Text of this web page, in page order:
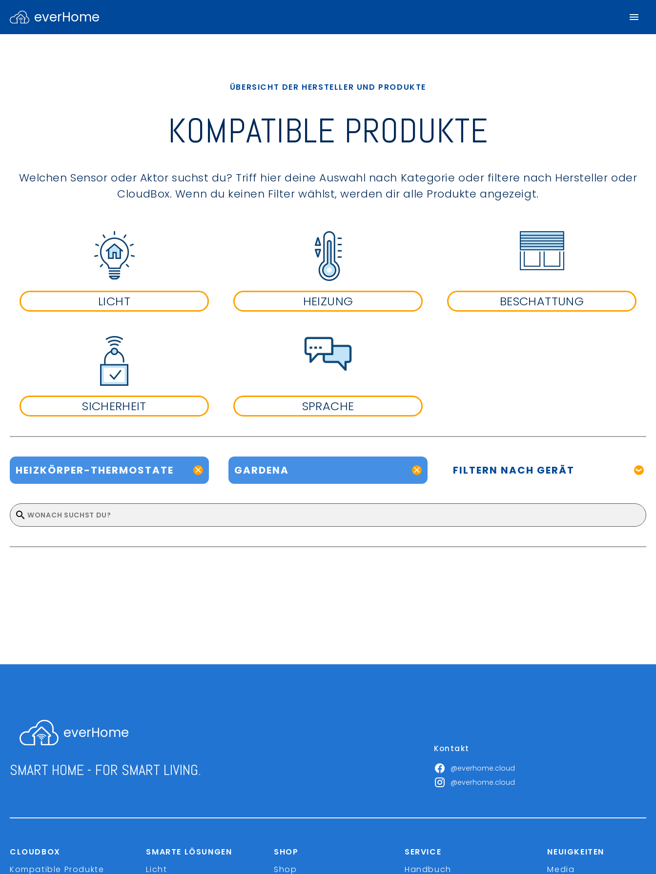
everHome
ÜBERSICHT DER HERSTELLER UND PRODUKTE
KOMPATIBLE PRODUKTE
Welchen Sensor oder Aktor suchst du? Triff hier deine Auswahl nach Kategorie oder filtere nach Hersteller oder
CloudBox. Wenn du keinen Filter wählst, werden dir alle Produkte angezeigt.
LICHT HEIZUNG BESCHATTUNG
SICHERHEIT SPRACHE
HEIZKÖRPER-THERMOSTATE GARDENA FILTERN NACH GERÄT
everHome
SMART HOME - FOR SMART LIVING.
Kontakt
@everhome.cloud
@everhome.cloud
CLOUDBOX
Kompatible Produkte
SMARTE LÖSUNGEN
Licht
SHOP
Shop
SERVICE
Handbuch
NEUIGKEITEN
Media